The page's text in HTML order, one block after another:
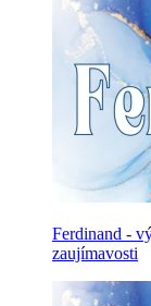
Ferdinand -
zaujímavosti